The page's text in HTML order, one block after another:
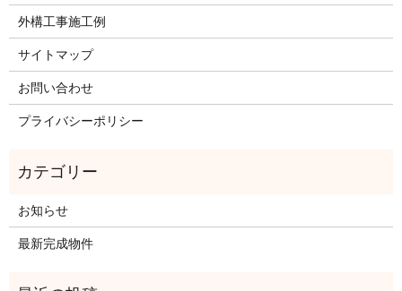
外構工事施工例
サイトマップ
お問い合わせ
プライバシーポリシー
お知らせ
最新完成物件